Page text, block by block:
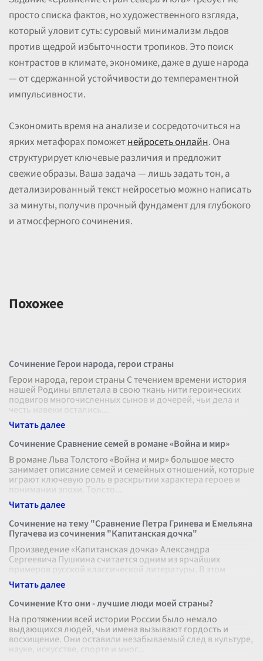
просто списка фактов, но художественного взгляда,
который уловит суть: суровый минимализм льдов
против щедрой избыточности тропиков. Это поиск
контрастов в климате, экономике, даже в душе народа
— от сдержанной устойчивости до темпераментной
импульсивности.
Сэкономить время на анализе и сосредоточиться на
ярких метафорах поможетнейросеть онлайн. Она
структурирует ключевые различия и предложит
свежие образы. Ваша задача — лишь задать тон, а
детализированный текст нейросетью можно написать
за минуты, получив прочный фундамент для глубокого
и атмосферного сочинения.
Похожее
Сочинение Герои народа, герои страны
Герои народа, герои страны С течением времени история
нашей Родины вплетала в свою ткань нити героических
подвигов многочисленных сынов и дочерей, чьи дела и
честь навеки остались
Сочинение Сравнение семей в романе «Война и мир»
В романе Льва Толстого «Война и мир» большое место
занимает описание семей и семейных отношений, которые
играют ключевую роль в раскрытии характера героев и
понимании эпохи. Толсто
Сочинение на тему "Сравнение Петра Гринева и Емельяна
Пугачева из сочинения "Капитанская дочка"
Произведение «Капитанская дочка» Александра
Сергеевича Пушкина считается одним из ярчайших
примеров русской классической литературы. В этом
произведении автор мастерски изображает
Сочинение Кто они - лучшие люди моей страны?
На протяжении всей истории России было немало
выдающихся людей, чьи имена вызывают гордость и
восхищение. Они оставили незабываемый след в культуре,
науке, искусстве, спорте и мног...